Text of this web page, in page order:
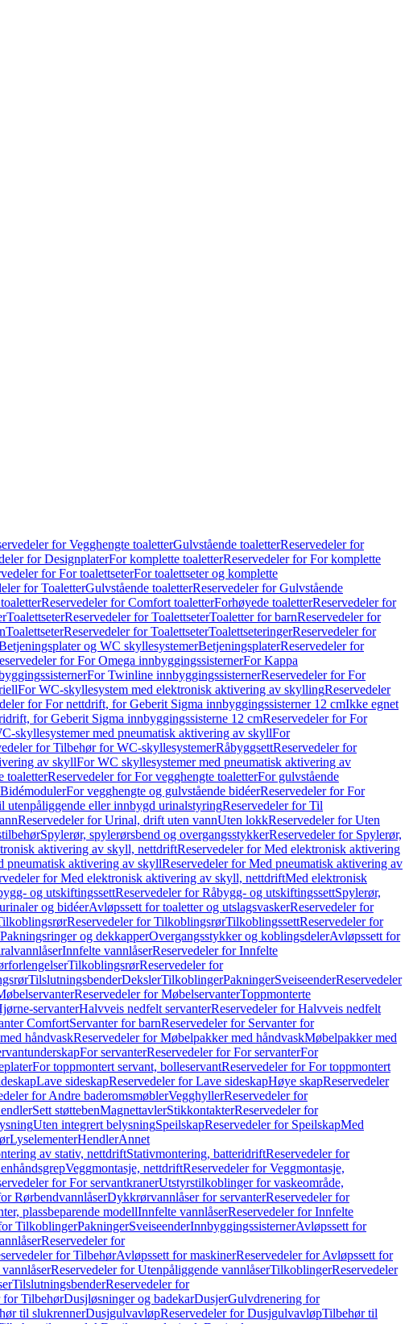
for Vegghengte toaletterGulvstående toaletterReservedeler for
for DesignplaterFor komplette toaletterReservedeler for For komplette
for For toalettseterFor toalettseter og komplette
for ToaletterGulvstående toaletterReservedeler for Gulvstående
Reservedeler for Comfort toaletterForhøyede toaletterReservedeler for
ToalettseterReservedeler for ToalettseterToaletter for barnReservedeler for
ToalettseterReservedeler for ToalettseterToalettseteringerReservedeler for
og WC skyllesystemerBetjeningsplaterReservedeler for
for For Omega innbyggingssisternerFor Kappa
For Twinline innbyggingssisternerReservedeler for For
For WC-skyllesystem med elektronisk aktivering av skyllingReservedeler
for For nettdrift, for Geberit Sigma innbyggingssisterner 12 cmIkke egnet
for Geberit Sigma innbyggingssisterne 12 cmReservedeler for For
skyllesystemer med pneumatisk aktivering av skyllFor
for Tilbehør for WC-skyllesystemerRåbyggsettReservedeler for
av skyllFor WC skyllesystemer med pneumatisk aktivering av
toaletterReservedeler for For vegghengte toaletterFor gulvstående
For vegghengte og gulvstående bidéerReservedeler for For
utenpåliggende eller innbygd urinalstyringReservedeler for Til
Reservedeler for Urinal, drift uten vannUten lokkReservedeler for Uten
Spylerør, spylerørsbend og overgangsstykkerReservedeler for Spylerør,
aktivering av skyll, nettdriftReservedeler for Med elektronisk aktivering
pneumatisk aktivering av skyllReservedeler for Med pneumatisk aktivering av
for Med elektronisk aktivering av skyll, nettdriftMed elektronisk
og utskiftingssettReservedeler for Råbygg- og utskiftingssettSpylerør,
og bidéerAvløpssett for toaletter og utslagsvaskerReservedeler for
Reservedeler for TilkoblingsrørTilkoblingssettReservedeler for
Pakningsringer og dekkapperOvergangsstykker og koblingsdelerAvløpssett for
Innfelte vannlåserReservedeler for Innfelte
TilkoblingsrørReservedeler for
TilslutningsbenderDekslerTilkoblingerPakningerSveiseenderReservedeler
Reservedeler for MøbelservanterToppmonterte
servanterHalvveis nedfelt servanterReservedeler for Halvveis nedfelt
ComfortServanter for barnReservedeler for Servanter for
håndvaskReservedeler for Møbelpakker med håndvaskMøbelpakker med
For servanterReservedeler for For servanterFor
For toppmontert servant, bolleservantReservedeler for For toppmontert
Lave sideskapReservedeler for Lave sideskapHøye skapReservedeler
for Andre baderomsmøblerVegghyllerReservedeler for
Sett støttebenMagnettavlerStikkontakterReservedeler for
Uten integrert belysningSpeilskapReservedeler for SpeilskapMed
LyselementerHendlerAnnet
av stativ, nettdriftStativmontering, batteridriftReservedeler for
Veggmontasje, nettdriftReservedeler for Veggmontasje,
for For servantkranerUtstyrstilkoblinger for vaskeområde,
RørbendvannlåserDykkrørvannlåser for servanterReservedeler for
plassbeparende modellInnfelte vannlåserReservedeler for Innfelte
TilkoblingerPakningerSveiseenderInnbyggingssisternerAvløpssett for
Reservedeler for
for TilbehørAvløpssett for maskinerReservedeler for Avløpssett for
Reservedeler for Utenpåliggende vannlåserTilkoblingerReservedeler
TilslutningsbenderReservedeler for
for TilbehørDusjløsninger og badekarDusjerGulvdrenering for
til slukrennerDusjgulvavløpReservedeler for DusjgulvavløpTilbehør til